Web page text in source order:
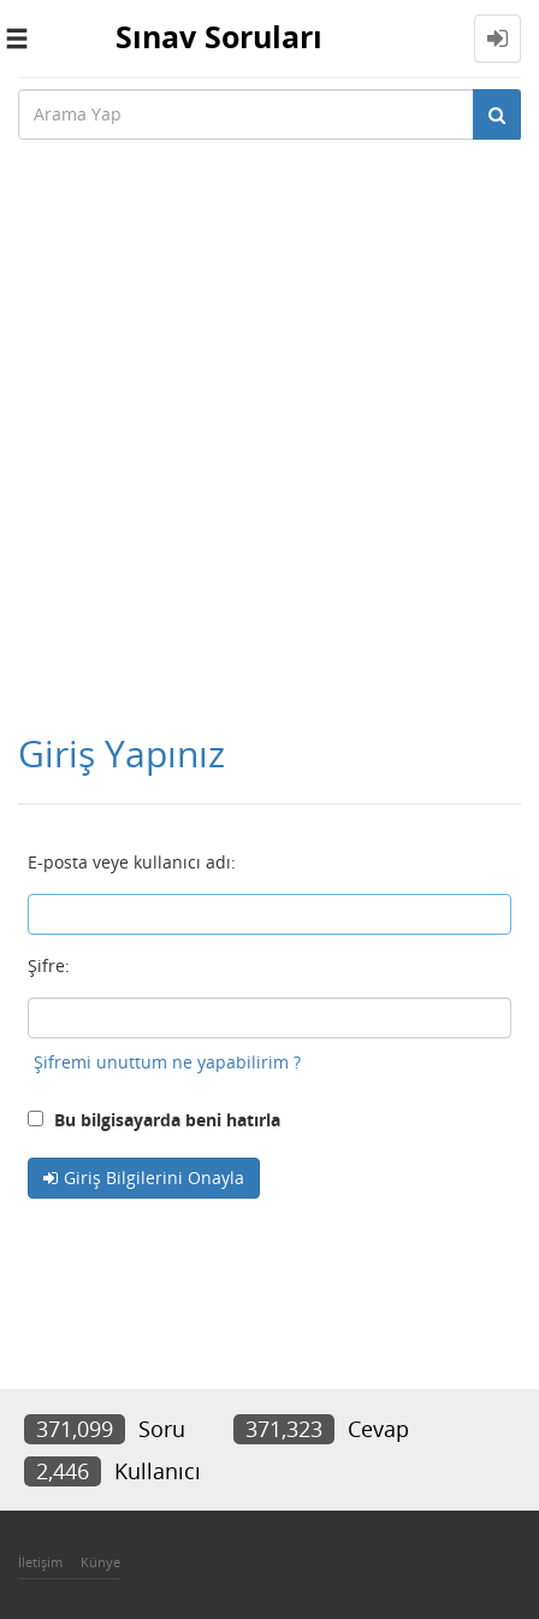
Toggle
Sınav Soruları
Giriş Yapınız
E-posta veye kullanıcı adı:
Şifre:
Şifremi unuttum ne yapabilirim ?
Bu bilgisayarda beni hatırla
Giriş Bilgilerini Onayla
371,099 Soru 371,323
Cevap
2,446
Kullanıcı
İletişim Künye